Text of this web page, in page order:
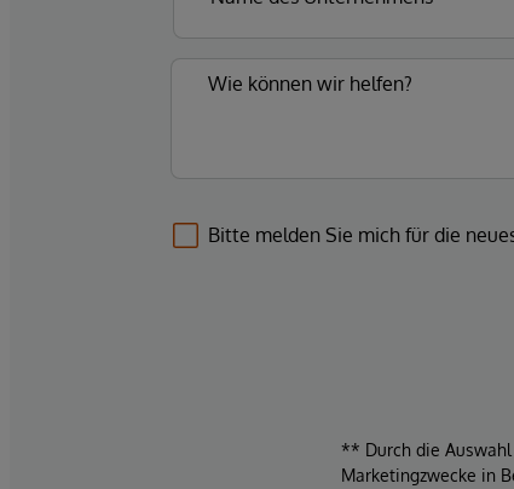
Bitte melden Sie mich für die
** Durch die Auswahl
Marketingzwecke in